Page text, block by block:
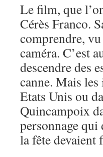
Le film, que
Cérès Franco.
comprendre,
caméra. C’est
descendre des
canne. Mais
Etats Unis ou
Quincampoix
personnage qui
la fête devaient